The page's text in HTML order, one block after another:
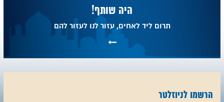
היה שותף!
תרום ליד לאחים, עזור לנו לעזור להם
הרשמו לניוזלטר